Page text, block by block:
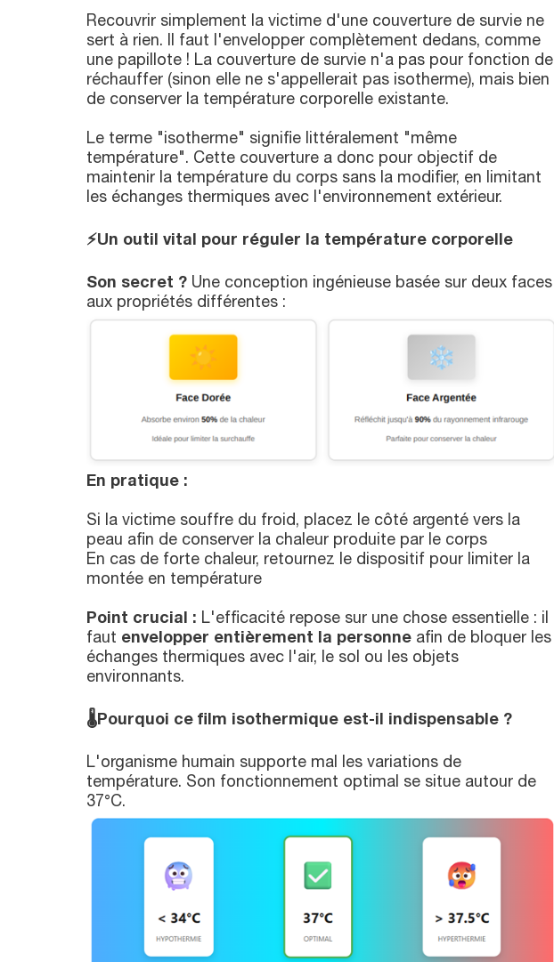
Recouvrir simplement la victime d'une couverture de survie ne
sert à rien. Il faut l'envelopper complètement dedans, comme
une papillote ! La couverture de survie n'a pas pour fonction de
réchauffer (sinon elle ne s'appellerait pas isotherme), mais bien
de conserver la température corporelle existante.
Le terme "isotherme" signifie littéralement "même
température". Cette couverture a donc pour objectif de
maintenir la température du corps sans la modifier, en limitant
les échanges thermiques avec l'environnement extérieur.
⚡Un outil vital pour réguler la température corporelle
Son secret ? Une conception ingénieuse basée sur deux faces
aux propriétés différentes :
En pratique :
Si la victime souffre du froid, placez le côté argenté vers la
peau afin de conserver la chaleur produite par le corps
En cas de forte chaleur, retournez le dispositif pour limiter la
montée en température
Point crucial : L'efficacité repose sur une chose essentielle : il
faut envelopper entièrement la personne afin de bloquer les
échanges thermiques avec l'air, le sol ou les objets
environnants.
🌡️Pourquoi ce film isothermique est-il indispensable ?
L'organisme humain supporte mal les variations de
température. Son fonctionnement optimal se situe autour de
37°C.